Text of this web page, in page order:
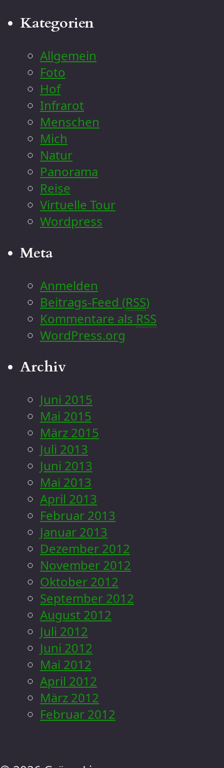
Kategorien
Allgemein
Foto
Hof
Infrarot
Menschen
Mich
Natur
Panorama
Reise
Virtuelle Tour
Wordpress
Meta
Anmelden
Beitrags-Feed (RSS)
Kommentare als RSS
WordPress.org
Archiv
Juni 2015
Mai 2015
März 2015
Juli 2013
Juni 2013
Mai 2013
April 2013
Februar 2013
Januar 2013
Dezember 2012
November 2012
Oktober 2012
September 2012
August 2012
Juli 2012
Juni 2012
Mai 2012
April 2012
März 2012
Februar 2012